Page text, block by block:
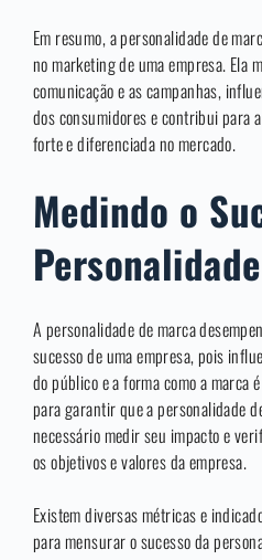
Em resumo, a personalidade de
no marketing de uma empresa. Ela
comunicação e as campanhas,
dos consumidores e contribui para
forte e diferenciada no mercado.
Medindo o
A personalidade de marca
sucesso de uma empresa, pois
do público e a forma como a marca
para garantir que a personalidade
necessário medir seu impacto e
os objetivos e valores da empresa.
Existem diversas métricas e
para mensurar o sucesso da